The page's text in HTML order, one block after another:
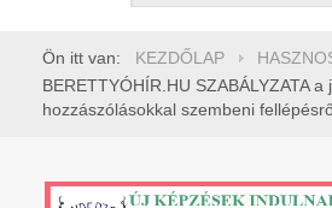
Ön itt van: KEZDŐLAP
BERETTYÓHÍR.HU SZABÁLYZATA
hozzászólásokkal szembeni